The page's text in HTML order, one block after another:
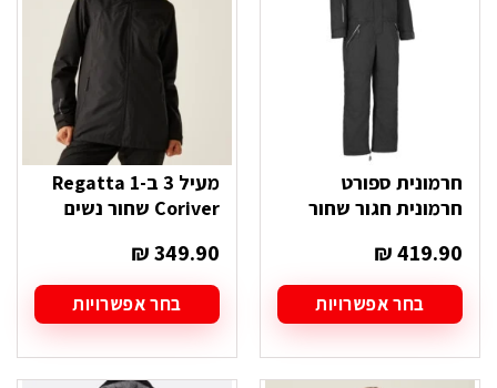
האפשרויות
האפשרויות
בעמוד
המוצר
חרמונית ספורט
חרמונית חגור שחור
₪419.90
בחר אפשרויות
זה
יש
מעיל 3 ב-1 Regatta
Coriver שחור נשים
₪349.90
בחר אפשרויות
זה
יש